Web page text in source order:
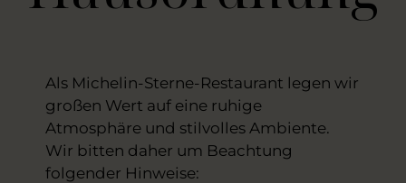
Als Michelin-Sterne-Restaurant legen wir
großen Wert auf eine ruhige
Atmosphäre und stilvolles Ambiente.
Wir bitten daher um Beachtung
folgender Hinweise: